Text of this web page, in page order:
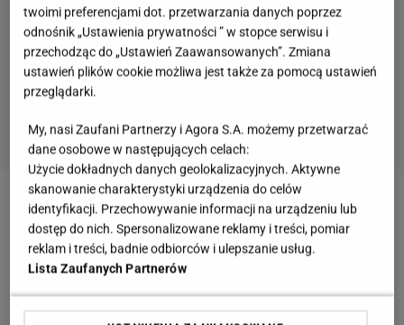
Zobacz wideoOsad z herbaty? Plamy z sosu?
Usuniesz je bez problemu dzięki produktowi, który
masz w kuchni
Co pić ciepłego, zamiast herbaty? Sięgnij po tą
twoimi preferencjami dot. przetwarzania danych poprzez
odnośnik „Ustawienia prywatności ” w stopce serwisu i
przechodząc do „Ustawień Zaawansowanych”. Zmiana
ustawień plików cookie możliwa jest także za pomocą ustawień
przeglądarki.
My, nasi Zaufani Partnerzy i Agora S.A. możemy przetwarzać
dane osobowe w następujących celach:
Użycie dokładnych danych geolokalizacyjnych. Aktywne
skanowanie charakterystyki urządzenia do celów
identyfikacji. Przechowywanie informacji na urządzeniu lub
dostęp do nich. Spersonalizowane reklamy i treści, pomiar
reklam i treści, badnie odbiorców i ulepszanie usług.
Lista Zaufanych Partnerów